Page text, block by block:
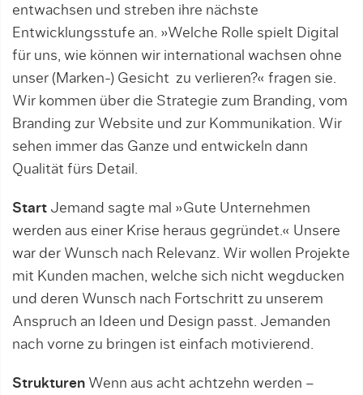
entwachsen und streben ihre nächste
Entwicklungsstufe an. »Welche Rolle spielt Digital
für uns, wie können wir international wachsen ohne
unser (Marken-) Gesicht zu verlieren?« fragen sie.
Wir kommen über die Strategie zum Branding, vom
Branding zur Website und zur Kommunikation. Wir
sehen immer das Ganze und entwickeln dann
Qualität fürs Detail.
Start Jemand sagte mal »Gute Unternehmen
werden aus einer Krise heraus gegründet.« Unsere
war der Wunsch nach Relevanz. Wir wollen Projekte
mit Kunden machen, welche sich nicht wegducken
und deren Wunsch nach Fortschritt zu unserem
Anspruch an Ideen und Design passt. Jemanden
nach vorne zu bringen ist einfach motivierend.
Strukturen Wenn aus acht achtzehn werden –